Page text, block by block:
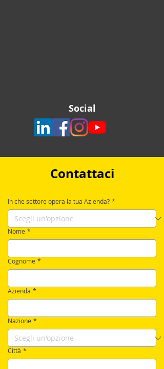
Social
Contattaci
In che settore opera la tua Azienda? *
Nome *
Cognome *
Azienda *
Nazione *
Città *